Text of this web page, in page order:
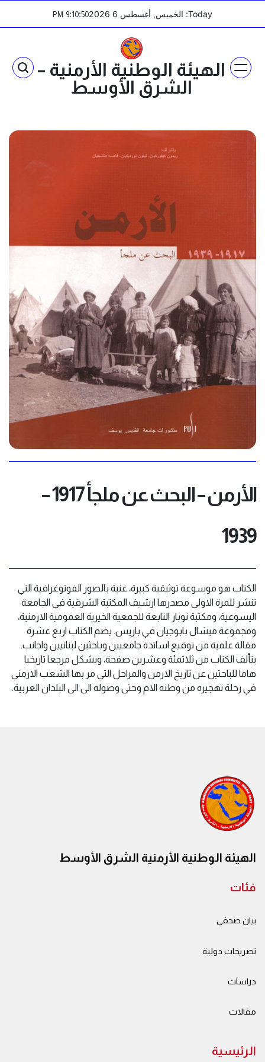
Today: الخميس, أغسطس 6 2026 9:10:50
PM
الهيئة الوطنية الأرمنية –
الشرق الأوسط
الأرمن – البحث عن ملجأ 1917 –
1939
الكتاب هو موسوعة توثيقية كبيرة، غنية بالصور الفوتوغرافية التي
تنشر للمرة الاولى مصدرها ارشيف المكتبة الشرقية في الجامعة
اليسوعية، ومكتبة نوبار التابعة للجمعية الخيرية العمومية الارمنية،
ومجموعة ميشال بابوجيان في باريس. يضم الكتاب اربع عشرة
مقالة علمية من توقيع اساتذة جامعيين وباحثين لبنانيين واجانب.
يتألف الكتاب من ثلاثمئة وعشرين صفحة، ويشكل مرجعا تاريخيا
هاما للباحثين عن تاريخ الارمن والمراحل التي مر بها الشعب الارمني
في رحلة تهجيره من وطنه الام وحتى وصوله الى الى البلدان العربية.
الهيئة الوطنية الأرمنية الشرق الأوسط
فئات
بيان صحفي
تصريحات دولية
دراسات
مقالات
الرئيسية